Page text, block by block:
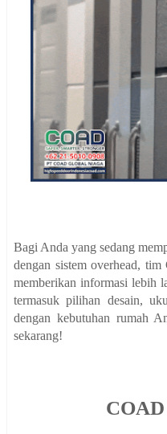
Bagi Anda yang sedang
dengan sistem overhead,
memberikan informasi lebih
termasuk pilihan desain,
dengan kebutuhan rumah
sekarang!